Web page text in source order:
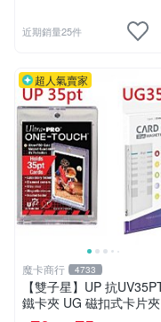
近期銷量25件
超人氣賣家
魔卡商行 4733
【雙子星】UP 抗
鐵卡夾 UG 磁扣式卡片夾 81